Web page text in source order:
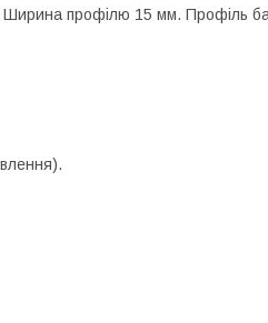
Ширина профілю 15 мм. Профіль